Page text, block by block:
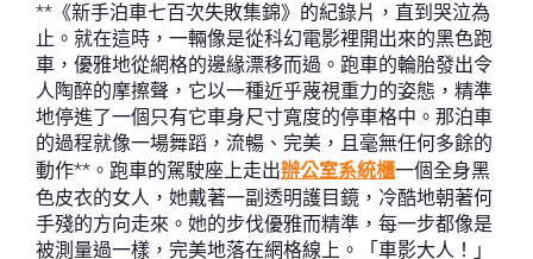
**《新手泊車七百次失敗集錦》的紀錄片，直到哭泣為
止。就在這時，一輛像是從科幻電影裡開出來的黑色跑
車，優雅地從網格的邊緣漂移而過。跑車的輪胎發出令
人陶醉的摩擦聲，它以一種近乎蔑視重力的姿態，精準
地停進了一個只有它車身尺寸寬度的停車格中。那泊車
的過程就像一場舞蹈，流暢、完美，且毫無任何多餘的
動作**。跑車的駕駛座上走出辦公室系統櫃一個全身黑
色皮衣的女人，她戴著一副透明護目鏡，冷酷地朝著何
手殘的方向走來。她的步伐優雅而精準，每一步都像是
被測量過一樣，完美地落在網格線上。「車影大人！」